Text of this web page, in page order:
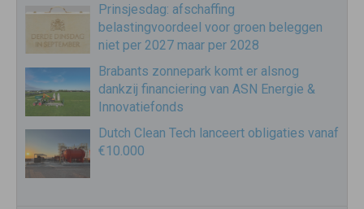
Prinsjesdag: afschaffing
belastingvoordeel voor groen beleggen
niet per 2027 maar per 2028
Brabants zonnepark komt er alsnog
dankzij financiering van ASN Energie &
Innovatiefonds
Dutch Clean Tech lanceert obligaties vanaf
€10.000